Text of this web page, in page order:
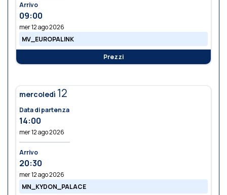
Arrivo
09:00
mer 12 ago 2026
MV_EUROPALINK
Prezzi
mercoledì 12
Data di partenza
14:00
mer 12 ago 2026
Arrivo
20:30
mer 12 ago 2026
MN_KYDON_PALACE